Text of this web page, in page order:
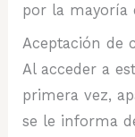
por la mayoría
Aceptación de
Al acceder a
primera vez,
se le informa